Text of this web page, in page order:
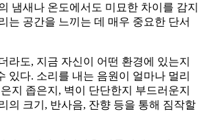
냄새나 온도에서도 미묘한 차이를 감지
는 공간을 느끼는 데 매우 중요한 단서
라도, 지금 자신이 어떤 환경에 있는지
있다. 소리를 내는 음원이 얼마나 멀리
지 좁은지, 벽이 단단한지 부드러운지
의 크기, 반사음, 잔향 등을 통해 짐작할